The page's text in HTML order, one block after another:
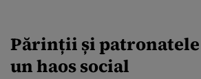
Părinții și
un haos social